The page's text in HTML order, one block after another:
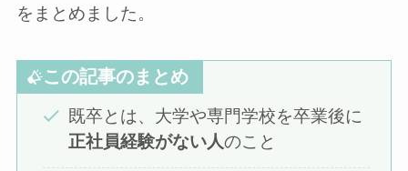
をまとめました。
この記事のまとめ
既卒とは、大学や専門学校を卒業後に
正社員経験がない人のこと